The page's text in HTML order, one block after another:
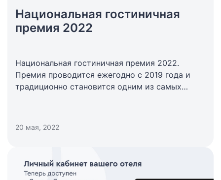
Национальная гостиничная
премия 2022
Национальная гостиничная премия 2022.
Премия проводится ежегодно с 2019 года и
традиционно становится одним из самых
гостиничная ассоциация.
20 мая, 2022